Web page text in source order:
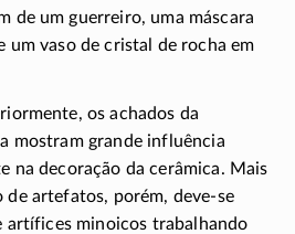
de um guerreiro, uma máscara
um vaso de cristal de rocha em
os achados da
mostram grande influência
na decoração da cerâmica. Mais
de artefatos, porém, deve-se
artífices minoicos trabalhando